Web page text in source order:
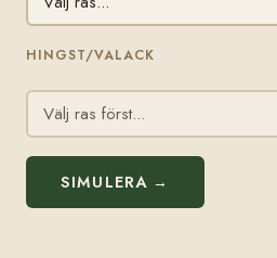
HINGST/VALACK
SIMULERA →